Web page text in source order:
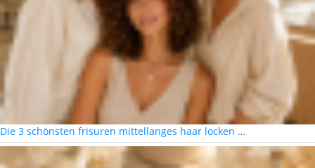
Die 3 schönsten frisuren mittellanges haar locken …